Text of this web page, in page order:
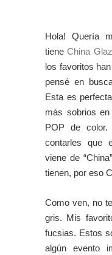
Hola! Quería
tieneChina
los favoritos
pensé en
Esta es
más sobrios
POP de color.
contarles que
viene de
tienen, por eso
Como ven, no
gris. Mis
fucsias. Estos
algún evento